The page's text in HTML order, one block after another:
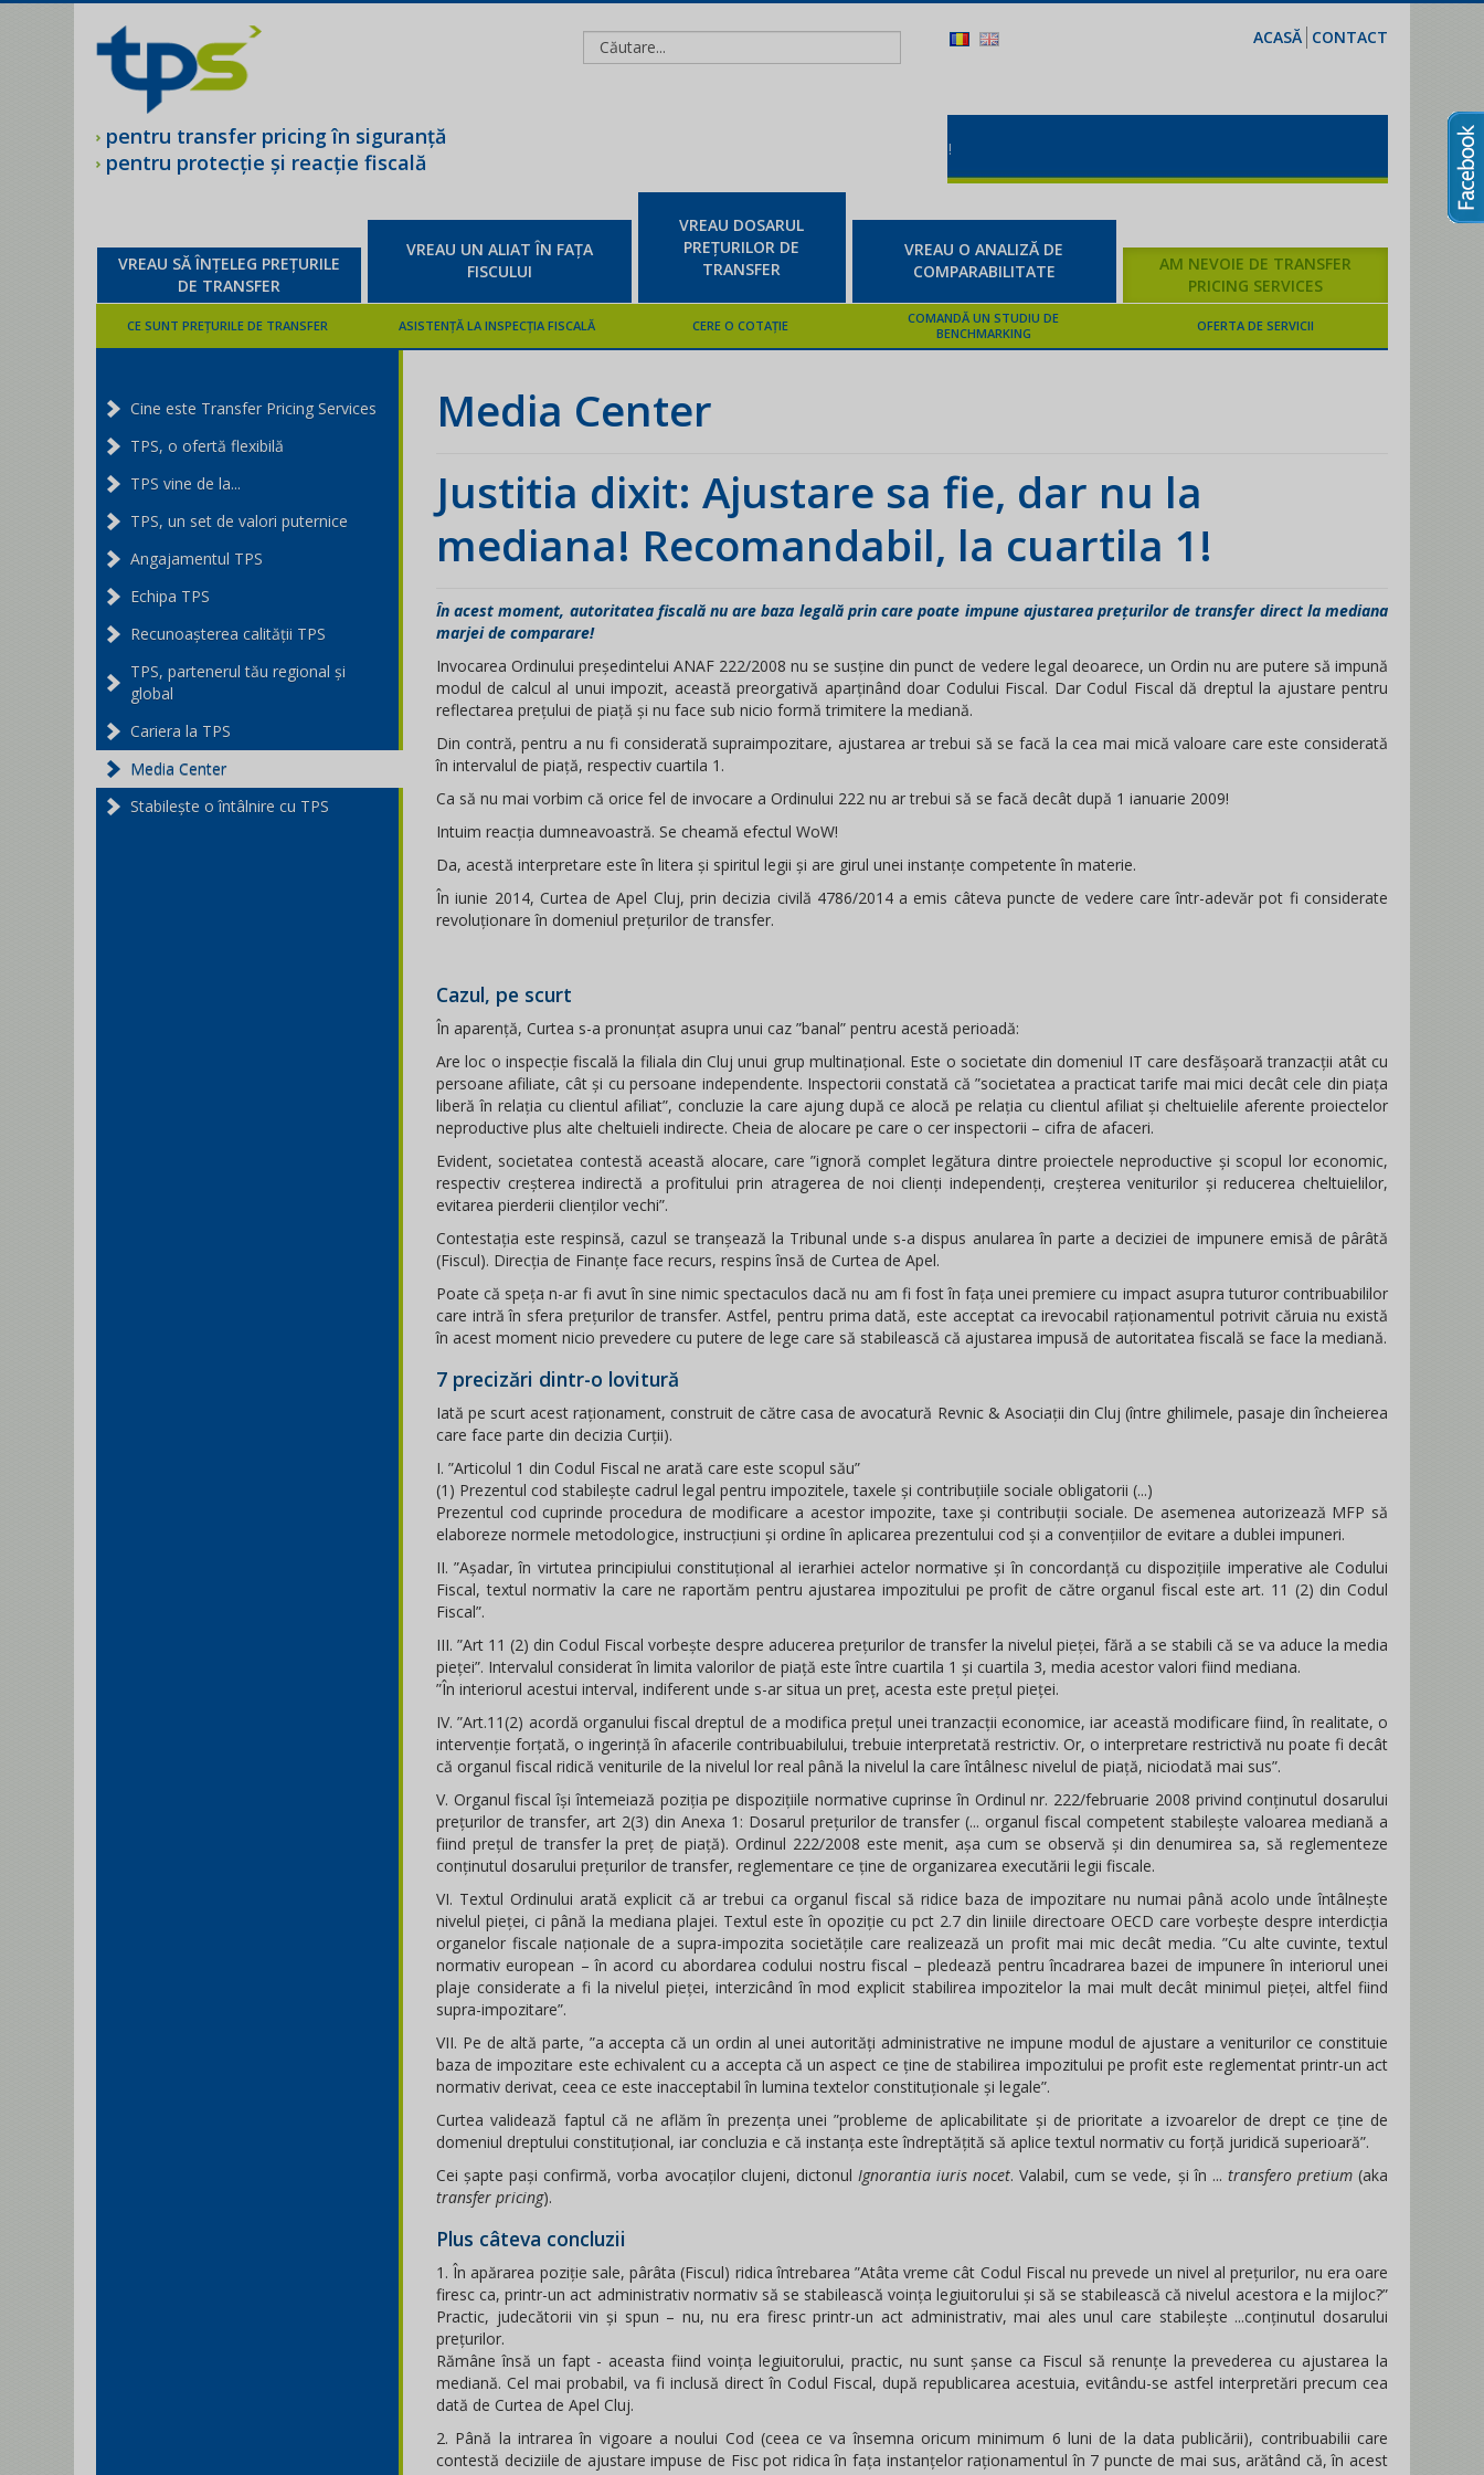
ACASĂ CONTACT
Salvează-ți bugetul!
pentru transfer pricing în siguranţă
pentru protecţie şi reacţie fiscală
VREAU SĂ ÎNȚELEG PREȚURILE
DE TRANSFER
VREAU UN ALIAT ÎN FAȚA
FISCULUI
VREAU DOSARUL
PREȚURILOR DE
TRANSFER
VREAU O ANALIZĂ DE
COMPARABILITATE
AM NEVOIE DE TRANSFER
PRICING SERVICES
CE SUNT PREȚURILE DE TRANSFER ASISTENȚĂ LA INSPECȚIA FISCALĂ CERE O COTAȚIE
COMANDĂ UN STUDIU DE
BENCHMARKING
OFERTA DE SERVICII
Cine este Transfer Pricing Services
TPS, o ofertă flexibilă
TPS vine de la...
TPS, un set de valori puternice
Angajamentul TPS
Echipa TPS
Recunoașterea calității TPS
TPS, partenerul tău regional și
global
Cariera la TPS
Media Center
Stabilește o întâlnire cu TPS
Media Center
Justitia dixit: Ajustare sa fie, dar nu la
mediana! Recomandabil, la cuartila 1!
În acest moment, autoritatea fiscală nu are baza legală prin care poate impune ajustarea prețurilor de transfer direct la mediana
marjei de comparare!
Invocarea Ordinului președintelui ANAF 222/2008 nu se susține din punct de vedere legal deoarece, un Ordin nu are putere să impună
modul de calcul al unui impozit, această preorgativă aparținând doar Codului Fiscal. Dar Codul Fiscal dă dreptul la ajustare pentru
reflectarea prețului de piață și nu face sub nicio formă trimitere la mediană.
Din contră, pentru a nu fi considerată supraimpozitare, ajustarea ar trebui să se facă la cea mai mică valoare care este considerată
în intervalul de piață, respectiv cuartila 1.
Ca să nu mai vorbim că orice fel de invocare a Ordinului 222 nu ar trebui să se facă decât după 1 ianuarie 2009!
Intuim reacția dumneavoastră. Se cheamă efectul WoW!
Da, acestă interpretare este în litera și spiritul legii și are girul unei instanțe competente în materie.
În iunie 2014, Curtea de Apel Cluj, prin decizia civilă 4786/2014 a emis câteva puncte de vedere care într-adevăr pot fi considerate
revoluționare în domeniul prețurilor de transfer.
Cazul, pe scurt
În aparență, Curtea s-a pronunțat asupra unui caz ”banal” pentru acestă perioadă:
Are loc o inspecție fiscală la filiala din Cluj unui grup multinațional. Este o societate din domeniul IT care desfășoară tranzacții atât cu
persoane afiliate, cât și cu persoane independente. Inspectorii constată că ”societatea a practicat tarife mai mici decât cele din piața
liberă în relația cu clientul afiliat”, concluzie la care ajung după ce alocă pe relația cu clientul afiliat și cheltuielile aferente proiectelor
neproductive plus alte cheltuieli indirecte. Cheia de alocare pe care o cer inspectorii – cifra de afaceri.
Evident, societatea contestă această alocare, care ”ignoră complet legătura dintre proiectele neproductive și scopul lor economic,
respectiv creșterea indirectă a profitului prin atragerea de noi clienți independenți, creșterea veniturilor și reducerea cheltuielilor,
evitarea pierderii clienților vechi”.
Contestația este respinsă, cazul se tranșează la Tribunal unde s-a dispus anularea în parte a deciziei de impunere emisă de pârâtă
(Fiscul). Direcția de Finanțe face recurs, respins însă de Curtea de Apel.
Poate că speța n-ar fi avut în sine nimic spectaculos dacă nu am fi fost în fața unei premiere cu impact asupra tuturor contribuabililor
care intră în sfera prețurilor de transfer. Astfel, pentru prima dată, este acceptat ca irevocabil raționamentul potrivit căruia nu există
în acest moment nicio prevedere cu putere de lege care să stabilească că ajustarea impusă de autoritatea fiscală se face la mediană.
7 precizări dintr-o lovitură
Iată pe scurt acest raționament, construit de către casa de avocatură Revnic & Asociații din Cluj (între ghilimele, pasaje din încheierea
care face parte din decizia Curții).
I. ”Articolul 1 din Codul Fiscal ne arată care este scopul său”
(1) Prezentul cod stabilește cadrul legal pentru impozitele, taxele și contribuțiile sociale obligatorii (...)
Prezentul cod cuprinde procedura de modificare a acestor impozite, taxe și contribuții sociale. De asemenea autorizează MFP să
elaboreze normele metodologice, instrucțiuni și ordine în aplicarea prezentului cod și a convențiilor de evitare a dublei impuneri.
II. ”Așadar, în virtutea principiului constituțional al ierarhiei actelor normative și în concordanță cu dispozițiile imperative ale Codului
Fiscal, textul normativ la care ne raportăm pentru ajustarea impozitului pe profit de către organul fiscal este art. 11 (2) din Codul
Fiscal”.
III. ”Art 11 (2) din Codul Fiscal vorbește despre aducerea prețurilor de transfer la nivelul pieței, fără a se stabili că se va aduce la media
pieței”. Intervalul considerat în limita valorilor de piață este între cuartila 1 și cuartila 3, media acestor valori fiind mediana.
”În interiorul acestui interval, indiferent unde s-ar situa un preț, acesta este prețul pieței.
IV. ”Art.11(2) acordă organului fiscal dreptul de a modifica prețul unei tranzacții economice, iar această modificare fiind, în realitate, o
intervenție forțată, o ingerință în afacerile contribuabilului, trebuie interpretată restrictiv. Or, o interpretare restrictivă nu poate fi decât
că organul fiscal ridică veniturile de la nivelul lor real până la nivelul la care întâlnesc nivelul de piață, niciodată mai sus”.
V. Organul fiscal își întemeiază poziția pe dispozițiile normative cuprinse în Ordinul nr. 222/februarie 2008 privind conținutul dosarului
prețurilor de transfer, art 2(3) din Anexa 1: Dosarul prețurilor de transfer (... organul fiscal competent stabilește valoarea mediană a
fiind prețul de transfer la preț de piață). Ordinul 222/2008 este menit, așa cum se observă și din denumirea sa, să reglementeze
conținutul dosarului prețurilor de transfer, reglementare ce ține de organizarea executării legii fiscale.
VI. Textul Ordinului arată explicit că ar trebui ca organul fiscal să ridice baza de impozitare nu numai până acolo unde întâlnește
nivelul pieței, ci până la mediana plajei. Textul este în opoziție cu pct 2.7 din liniile directoare OECD care vorbește despre interdicția
organelor fiscale naționale de a supra-impozita societățile care realizează un profit mai mic decât media. ”Cu alte cuvinte, textul
normativ european – în acord cu abordarea codului nostru fiscal – pledează pentru încadrarea bazei de impunere în interiorul unei
plaje considerate a fi la nivelul pieței, interzicând în mod explicit stabilirea impozitelor la mai mult decât minimul pieței, altfel fiind
supra-impozitare”.
VII. Pe de altă parte, ”a accepta că un ordin al unei autorități administrative ne impune modul de ajustare a veniturilor ce constituie
baza de impozitare este echivalent cu a accepta că un aspect ce ține de stabilirea impozitului pe profit este reglementat printr-un act
normativ derivat, ceea ce este inacceptabil în lumina textelor constituționale și legale”.
Curtea validează faptul că ne aflăm în prezența unei ”probleme de aplicabilitate și de prioritate a izvoarelor de drept ce ține de
domeniul dreptului constituțional, iar concluzia e că instanța este îndreptățită să aplice textul normativ cu forță juridică superioară”.
Cei șapte pași confirmă, vorba avocaților clujeni, dictonul Ignorantia iuris nocet. Valabil, cum se vede, și în ... transfero pretium(aka
transfer pricing).
Plus câteva concluzii
1. În apărarea poziție sale, pârâta (Fiscul) ridica întrebarea ”Atâta vreme cât Codul Fiscal nu prevede un nivel al prețurilor, nu era oare
firesc ca, printr-un act administrativ normativ să se stabilească voința legiuitorului și să se stabilească că nivelul acestora e la mijloc?”
Practic, judecătorii vin și spun – nu, nu era firesc printr-un act administrativ, mai ales unul care stabilește ...conținutul dosarului
prețurilor.
Rămâne însă un fapt - aceasta fiind voința legiuitorului, practic, nu sunt șanse ca Fiscul să renunțe la prevederea cu ajustarea la
mediană. Cel mai probabil, va fi inclusă direct în Codul Fiscal, după republicarea acestuia, evitându-se astfel interpretări precum cea
dată de Curtea de Apel Cluj.
2. Până la intrarea în vigoare a noului Cod (ceea ce va însemna oricum minimum 6 luni de la data publicării), contribuabilii care
contestă deciziile de ajustare impuse de Fisc pot ridica în fața instanțelor raționamentul în 7 puncte de mai sus, arătând că, în acest